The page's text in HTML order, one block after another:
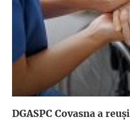
DGASPC Covasna a